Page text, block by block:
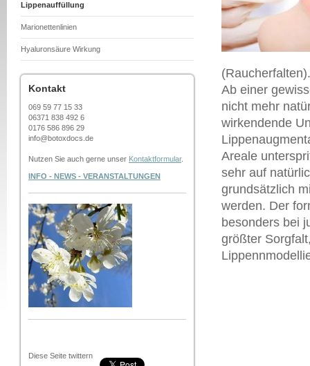
Lippenauffüllung
Marionettenlinien
Hyaluronsäure Wirkung
Kontakt
069 59 77 15 33
06371 838 492 6
0176 586 896 29
info@botoxdocs.de
Nutzen Sie auch gerne unser Kontaktformular.
INFO - NEWS - VERANSTALTUNGEN
Diese Seite twittern
(Raucherfalten).
Ab einer
nicht mehr
wirkendende
Areale
sehr auf
grundsätzlich
werden. Der
besonders bei
größter